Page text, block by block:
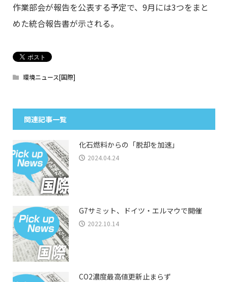
作業部会が報告を公表する予定で、9月には3つをまと
めた統合報告書が示される。
環境ニュース[国際]
関連記事一覧
化石燃料からの「脱却を加速」
2024.04.24
G7サミット、ドイツ・エルマウで開催
2022.10.14
CO2濃度最高値更新止まらず